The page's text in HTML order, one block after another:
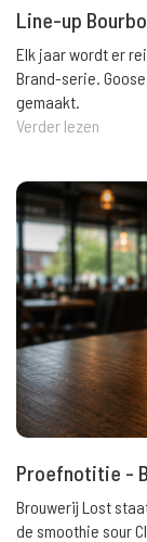
Line-up
Elk jaar wordt er
Brand-serie.
gemaakt.
Verder lezen
Proefnotitie -
Brouwerij Lost
de smoothie sour